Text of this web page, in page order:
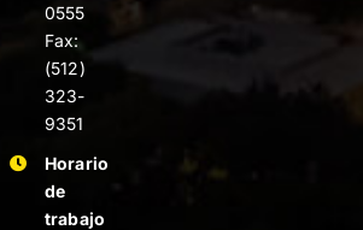
0555
Fax:
(512)
323-
9351
Horario
de
trabajo